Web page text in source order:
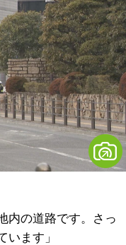
内の道路です。さっ
います」